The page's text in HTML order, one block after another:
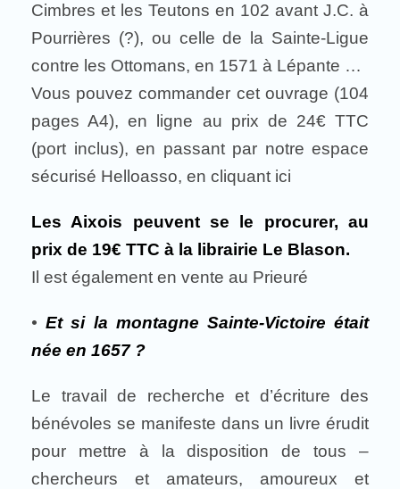
Cimbres et les Teutons en 102 avant J.C. à
Pourrières (?), ou celle de la Sainte-Ligue
contre les Ottomans, en 1571 à Lépante …
Vous pouvez commander cet ouvrage (104
pages A4), en ligne au prix de 24€ TTC
(port inclus), en passant par notre espace
sécurisé Helloasso, en cliquant ici
Les Aixois peuvent se le procurer, au
prix de 19€ TTC à la librairie Le Blason.
Il est également en vente au Prieuré
• Et si la montagne Sainte-Victoire était
née en 1657 ?
Le travail de recherche et d’écriture des
bénévoles se manifeste dans un livre érudit
pour mettre à la disposition de tous –
chercheurs et amateurs, amoureux et